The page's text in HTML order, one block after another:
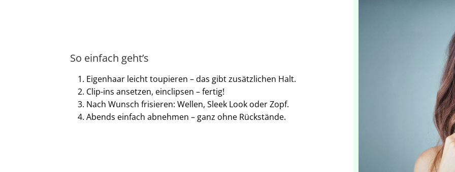
So einfach geht’s
Eigenhaar leicht toupieren – das gibt zusätzlichen Halt.
Clip-ins ansetzen, einclipsen – fertig!
Nach Wunsch frisieren: Wellen, Sleek Look oder Zopf.
Abends einfach abnehmen – ganz ohne Rückstände.